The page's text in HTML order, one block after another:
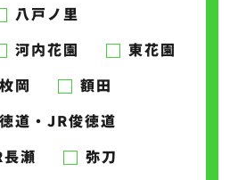
八戸ノ里
河内花園
東花園
枚岡
額田
道・JR俊徳道
瀬
弥刀